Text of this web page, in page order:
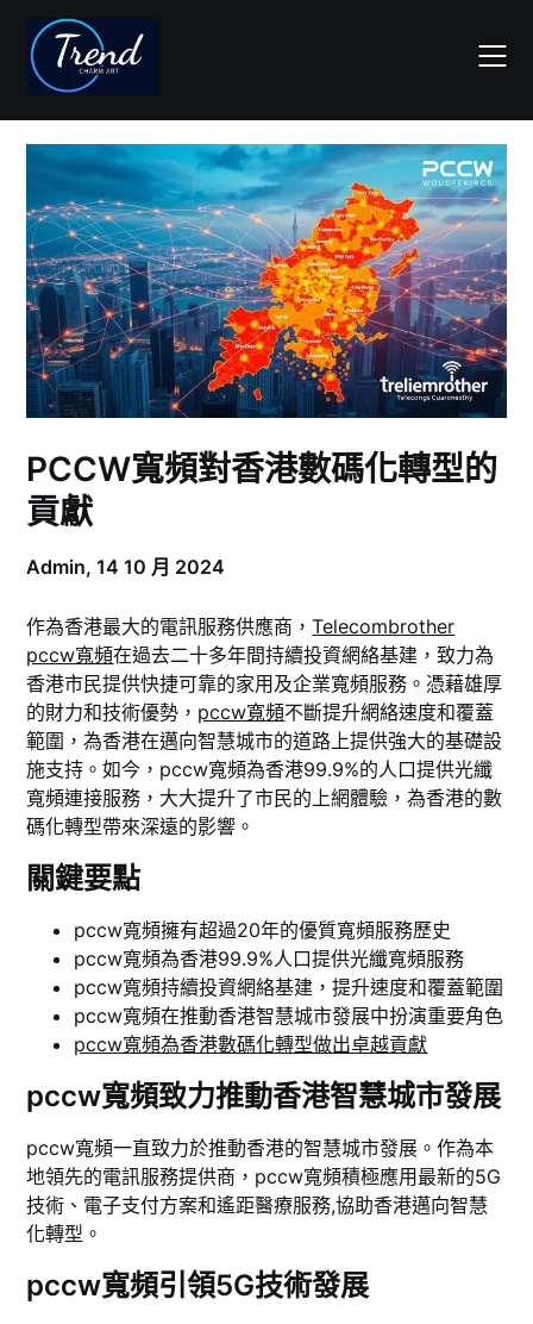
content
PCCW寬頻對香港數碼化轉型的
貢獻
Admin,14 10 月 2024
作為香港最大的電訊服務供應商，Telecombrother
pccw寬頻在過去二十多年間持續投資網絡基建，致力為
香港市民提供快捷可靠的家用及企業寬頻服務。憑藉雄厚
的財力和技術優勢， pccw寬頻不斷提升網絡速度和覆蓋
範圍，為香港在邁向智慧城市的道路上提供強大的基礎設
施支持。如今，pccw寬頻為香港99.9%的人口提供光纖
寬頻連接服務，大大提升了市民的上網體驗，為香港的數
碼化轉型帶來深遠的影響。
關鍵要點
pccw寬頻擁有超過20年的優質寬頻服務歷史
pccw寬頻為香港99.9%人口提供光纖寬頻服務
pccw寬頻持續投資網絡基建，提升速度和覆蓋範圍
pccw寬頻在推動香港智慧城市發展中扮演重要角色
pccw寬頻為香港數碼化轉型做出卓越貢獻
pccw寬頻致力推動香港智慧城市發展
pccw寬頻一直致力於推動香港的智慧城市發展。作為本
地領先的電訊服務提供商，pccw寬頻積極應用最新的5G
技術、電子支付方案和遙距醫療服務,協助香港邁向智慧
化轉型。
pccw寬頻引領5G技術發展